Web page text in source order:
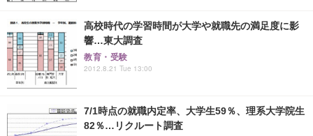
高校時代の学習時間が大学や就職先の満足度に影
響…東大調査
教育・受験
2012.8.21 Tue 13:00
7/1時点の就職内定率、大学生59％、理系大学院生
82％…リクルート調査